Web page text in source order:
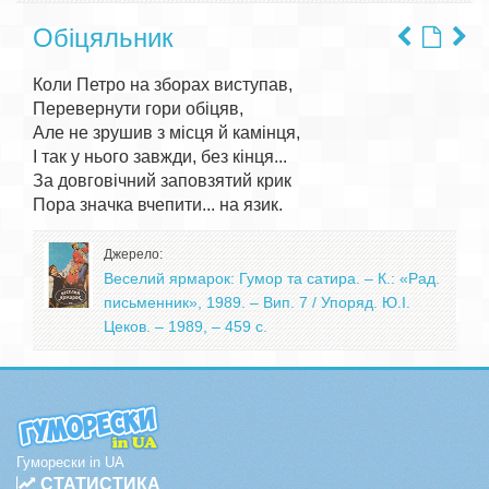
Обіцяльник
Коли Петро на зборах виступав,
Перевернути гори обіцяв,
Але не зрушив з місця й камінця,
І так у нього завжди, без кінця...
За довговічний заповзятий крик
Джерело:
Веселий ярмарок: Гумор та сатира. – К.: «Рад.
письменник», 1989. – Вип. 7 / Упоряд. Ю.І.
Цеков. – 1989, – 459 с.
Гуморески in UA
СТАТИСТИКА